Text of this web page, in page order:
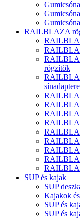
RAILBLAZA
rögzítők
SUP és kajak
SUP
Kajakok
SUP és
SUP és